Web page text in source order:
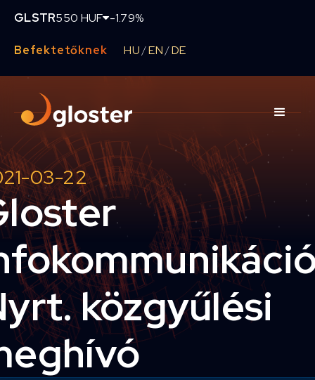
GLSTR550 HUF -1.79%
Befektetőknek HU /EN /DE
03-22
közgyűlési